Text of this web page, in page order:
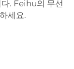
. Feihu의 무선
세요.